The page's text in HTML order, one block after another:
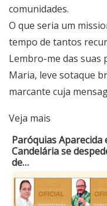
comunidades.
O que seria um
tempo de tantos
Lembro-me das suas
Maria, leve sotaque
marcante cuja
Veja mais
Paróquias Aparecida
Candelária se
de…